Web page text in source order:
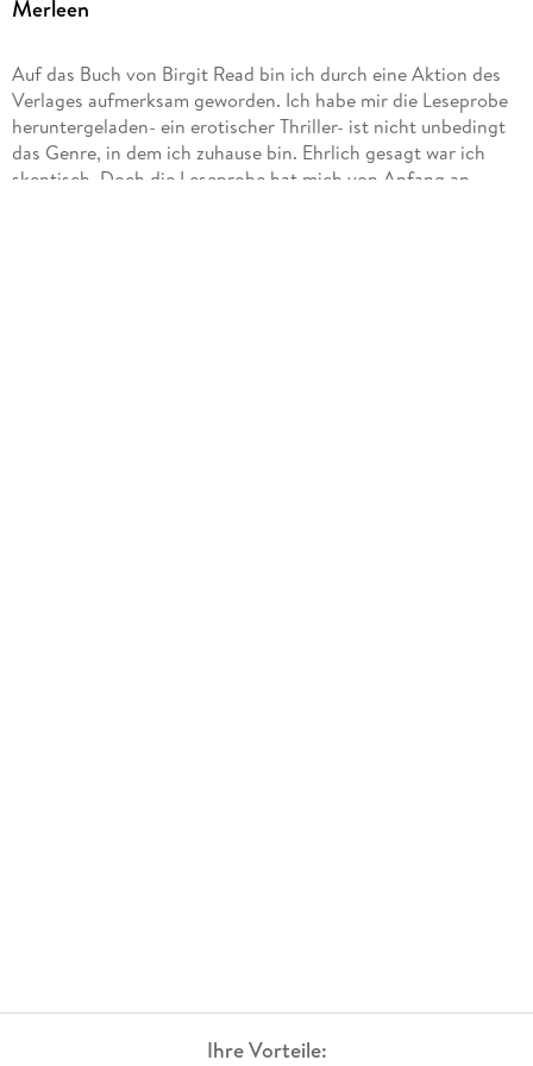
Merleen
Auf das Buch von Birgit Read bin ich durch eine Aktion des
Verlages aufmerksam geworden. Ich habe mir die Leseprobe
heruntergeladen- ein erotischer Thriller- ist nicht unbedingt
das Genre, in dem ich zuhause bin. Ehrlich gesagt war ich
skeptisch. Doch die Leseprobe hat mich von Anfang an
Ihre Vorteile: